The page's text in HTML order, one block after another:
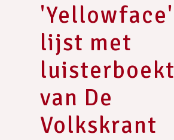
lijst met
van De
Volkskrant